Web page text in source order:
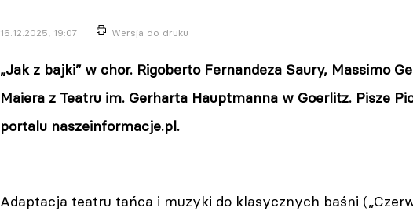
16.12.2025, 19:07 Wersja do druku
„Jak z bajki” w chor. Rigoberto Fernandeza Saury, Massimo
Maiera z Teatru im. Gerharta Hauptmanna w Goerlitz. Pisze
portalu naszeinformacje.pl.
Adaptacja teatru tańca i muzyki do klasycznych baśni